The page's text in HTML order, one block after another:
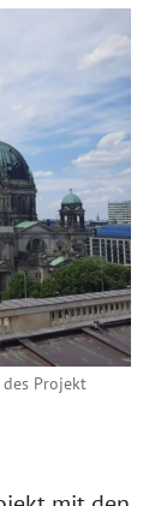
Projekt